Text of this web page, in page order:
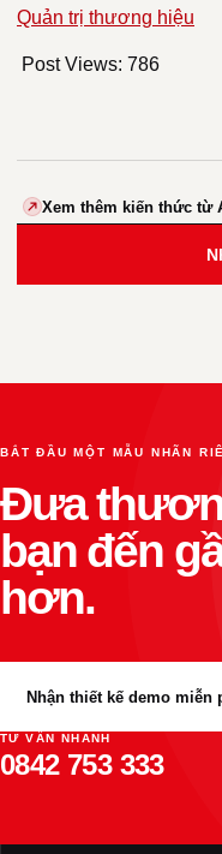
Quản trị thương hiệu
Post Views: 786
Xem thêm kiến thức từ
BẮT ĐẦU MỘT MẪU NHÃN
Đưa
bạn đến
hơn.
Nhận thiết kế demo miễn
TƯ VẤN NHANH
0842 753 333